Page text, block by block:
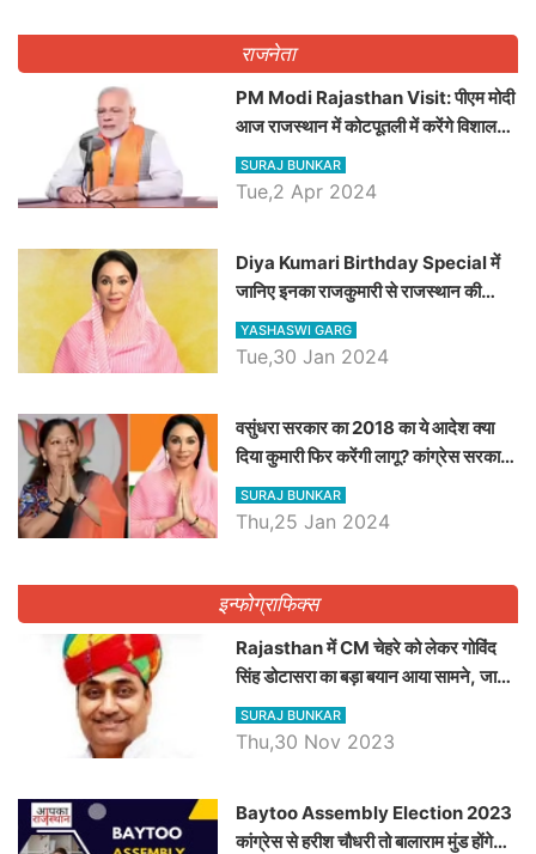
राजनेता
PM Modi Rajasthan Visit: पीएम मोदी
आज राजस्थान में कोटपूतली में करेंगे विशाल
रैली, एक सभा से 8 सीटों पर साधेगें निशाना
SURAJ BUNKAR
Tue,2 Apr 2024
Diya Kumari Birthday Special में
जानिए इनका राजकुमारी से राजस्थान की
डिप्टी सीएम बनने तक का सफर, एक क्लिक में
जाने पूरा जीवन परिचय
YASHASWI GARG
Tue,30 Jan 2024
वसुंधरा सरकार का 2018 का ये आदेश क्या
दिया कुमारी फिर करेंगी लागू? कांग्रेस सरकार
ने किया था निरस्त
SURAJ BUNKAR
Thu,25 Jan 2024
इन्फोग्राफिक्स
Rajasthan में CM चेहरे को लेकर गोविंद
सिंह डोटासरा का बड़ा बयान आया सामने, जानें
विचार
SURAJ BUNKAR
Thu,30 Nov 2023
Baytoo Assembly Election 2023
कांग्रेस से हरीश चौधरी तो बालाराम मुंड होंगे